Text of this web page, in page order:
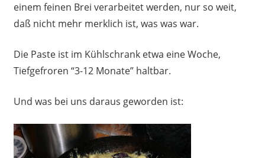
einem feinen Brei verarbeitet werden, nur so weit,
daß nicht mehr merklich ist, was was war.
Die Paste ist im Kühlschrank etwa eine Woche,
Tiefgefroren “3-12 Monate” haltbar.
Und was bei uns daraus geworden ist: